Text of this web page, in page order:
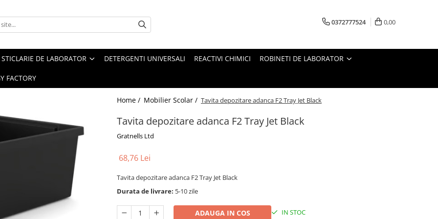
0372777524 0,00
STICLARIE DE LABORATOR DETERGENTI UNIVERSALI REACTIVI CHIMICI ROBINETI DE LABORATOR
FACTORY
Home / Mobilier Scolar / Tavita depozitare adanca F2 Tray Jet Black
Tavita depozitare adanca F2 Tray Jet Black
Gratnells Ltd
68,76 Lei
Tavita depozitare adanca F2 Tray Jet Black
Durata de livrare: 5-10 zile
ADAUGA IN COS IN STOC